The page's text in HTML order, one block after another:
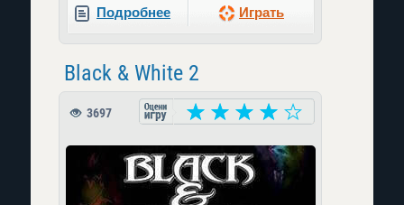
Подробнее Играть
Black & White 2
3697